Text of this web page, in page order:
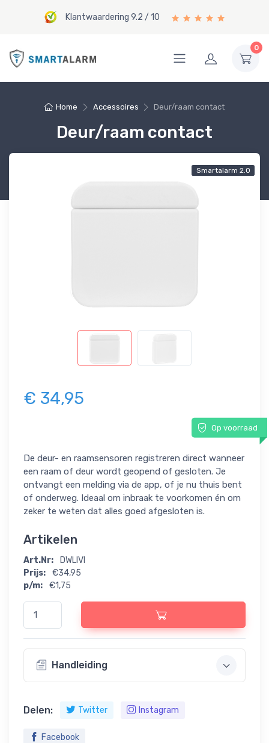
Klantwaardering 9.2 / 10
0
Home Accessoires Deur/raam contact
Deur/raam contact
Smartalarm 2.0
€ 34,95
Op voorraad
De deur- en raamsensoren registreren direct wanneer
een raam of deur wordt geopend of gesloten. Je
ontvangt een melding via de app, of je nu thuis bent
of onderweg. Ideaal om inbraak te voorkomen én om
zeker te weten dat alles goed afgesloten is.
Artikelen
Art.Nr:
DWLIVI
Prijs:
€34,95
p/m:
€1,75
Handleiding
Delen: Twitter Instagram
Facebook